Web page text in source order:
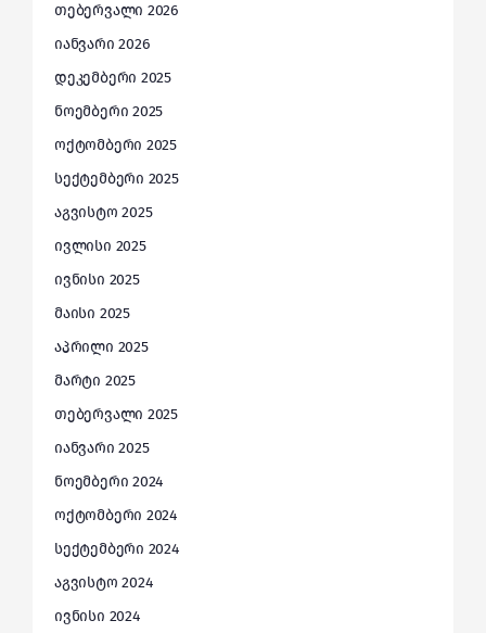
თებერვალი 2026
იანვარი 2026
დეკემბერი 2025
ნოემბერი 2025
ოქტომბერი 2025
სექტემბერი 2025
აგვისტო 2025
ივლისი 2025
ივნისი 2025
მაისი 2025
აპრილი 2025
მარტი 2025
თებერვალი 2025
იანვარი 2025
ნოემბერი 2024
ოქტომბერი 2024
სექტემბერი 2024
აგვისტო 2024
ივნისი 2024